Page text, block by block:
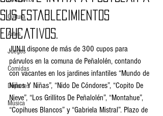
Cultura
Artes
Juegos
Comidas
Deportes
Música
sus establecimientos
educativos.
JUNJI dispone de más de 300 cupos para
párvulos en la comuna de Peñalolén, contando
con vacantes en los jardines infantiles “Mundo de
Niños Y Niñas”, “Nido De Cóndores”, “Copito De
Nieve”, “Los Grillitos De Peñalolén”, “Montahue”,
“Copihues Blancos” y “Gabriela Mistral”. Plazo de